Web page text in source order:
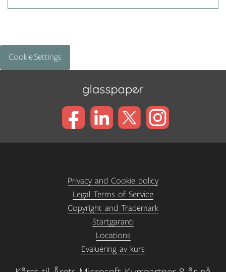
Cookie Settings
Privacy and Cookie policy
Legal Terms of Service
Copyright and Trademark
Startgaranti
Locations
Evaluering av kurs